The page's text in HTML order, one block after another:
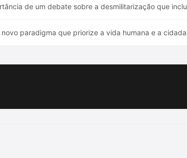
de um debate sobre a desmilitarização que
paradigma que priorize a vida humana e a